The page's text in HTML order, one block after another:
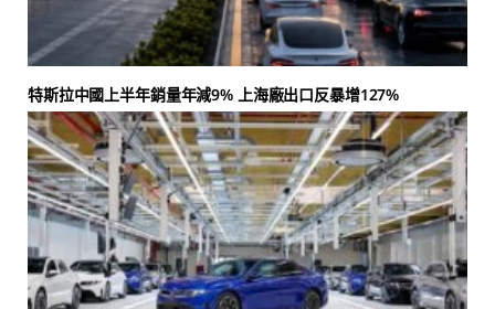
特斯拉中國上半年銷量年減9% 上海廠出口反暴增127%